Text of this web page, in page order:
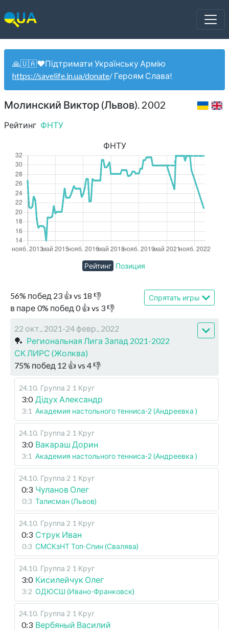
🙏🇺🇦❤️Підтримати Українську Армію
https://savelife.in.ua/donate/ Героям Слава!
Молинский Виктор (Львов). 2002
Рейтинг ФНТУ
56% побед 23 👍 vs 18 👎
в паре 0% побед 0👍 vs 3👎
Спрятать игры
22 окт., 2021-24 февр., 2022
🏓 Региональная Лига Запад 2021-2022
СК ЛИРС (Жолква)
75% побед 12 👍 vs 4👎
24.10. Группа 2 1 Круг
3:0 Дідух Александр
3:1 Академия настольного тенниса-2 (Андреевка )
24.10. Группа 2 1 Круг
3:0 Вакараш Дорин
3:1 Академия настольного тенниса-2 (Андреевка )
24.10. Группа 2 1 Круг
0:3 Чуланов Олег
0:3 Талисман (Львов)
24.10. Группа 2 1 Круг
0:3 Струк Иван
0:3 СМСКзНТ Топ-Спин (Свалява)
24.10. Группа 2 1 Круг
3:0 Кисилейчук Олег
3:2 ОДЮСШ (Ивано-Франковск)
24.10. Группа 2 1 Круг
0:3 Вербяный Василий
ФНТУ
Рейтинг Позиция